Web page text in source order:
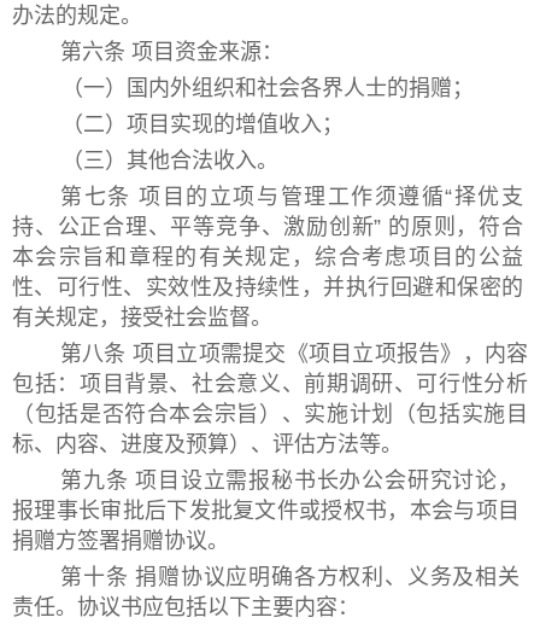
办法的规定。
第六条 项目资金来源：
（一）国内外组织和社会各界人士的捐赠；
（二）项目实现的增值收入；
（三）其他合法收入。
第七条 项目的立项与管理工作须遵循“择优支
持、公正合理、平等竞争、激励创新” 的原则，符合
本会宗旨和章程的有关规定，综合考虑项目的公益
性、可行性、实效性及持续性，并执行回避和保密的
有关规定，接受社会监督。
第八条 项目立项需提交《项目立项报告》，内容
包括：项目背景、社会意义、前期调研、可行性分析
（包括是否符合本会宗旨）、实施计划（包括实施目
标、内容、进度及预算）、评估方法等。
第九条 项目设立需报秘书长办公会研究讨论，
报理事长审批后下发批复文件或授权书，本会与项目
捐赠方签署捐赠协议。
第十条 捐赠协议应明确各方权利、义务及相关
责任。协议书应包括以下主要内容：